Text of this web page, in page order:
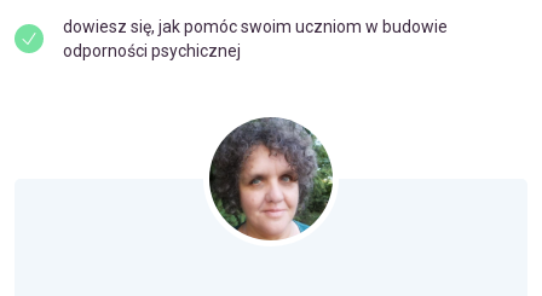
dowiesz się, jak pomóc swoim uczniom w budowie
odporności psychicznej